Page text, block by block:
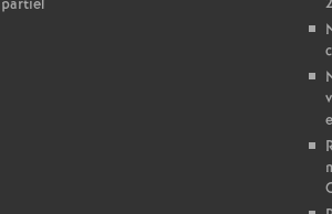
partiel